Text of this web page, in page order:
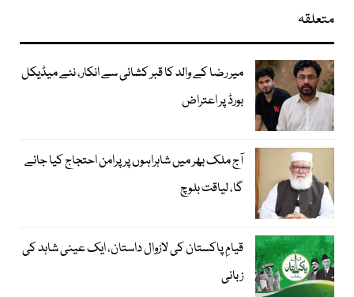
متعلقہ
میر رضا کے والد کا قبر کشائی سے انکار، نئے میڈیکل
بورڈ پر اعتراض
آج ملک بھر میں شاہراہوں پر پرامن احتجاج کیا جائے
گا، لیاقت بلوچ
قیامِ پاکستان کی لازوال داستان، ایک عینی شاہد کی
زبانی